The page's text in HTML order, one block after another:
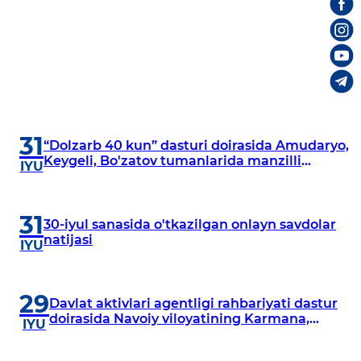
31
IYU
“Dolzarb 40 kun” dasturi doirasida Amudaryo,
Keygeli, Bo'zatov tumanlarida manzilli
31
IYU
30-iyul sanasida o'tkazilgan onlayn savdolar
natijasi
29
IYU
Davlat aktivlari agentligi rahbariyati dastur
doirasida Navoiy viloyatining Karmana,